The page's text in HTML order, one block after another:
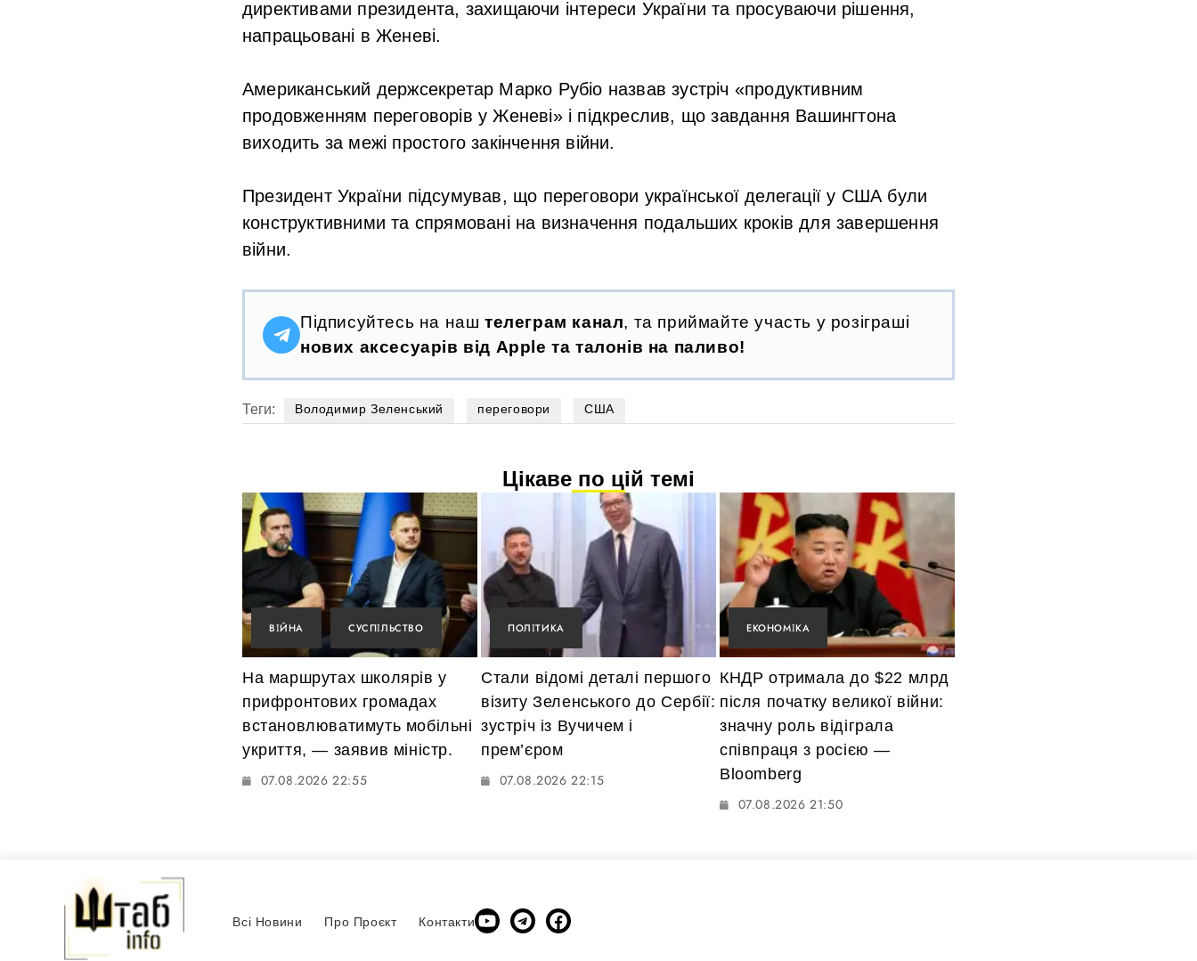
директивами президента, захищаючи інтереси України та просуваючи рішення,
напрацьовані в Женеві.
Американський держсекретар Марко Рубіо назвав зустріч «продуктивним
продовженням переговорів у Женеві» і підкреслив, що завдання Вашингтона
виходить за межі простого закінчення війни.
Президент України підсумував, що переговори української делегації у США були
конструктивними та спрямовані на визначення подальших кроків для завершення
війни.
Підписуйтесь на наш телеграм канал, та приймайте участь у розіграші
нових аксесуарів від Apple та талонів на паливо!
Теги: Володимир Зеленський переговори США
Цікаве по цій темі
ВІЙНА СУСПІЛЬСТВО
На маршрутах школярів у
прифронтових громадах
встановлюватимуть мобільні
укриття, — заявив міністр.
07.08.2026 22:55
ПОЛІТИКА
Стали відомі деталі першого
візиту Зеленського до Сербії:
зустріч із Вучичем і
прем’єром
07.08.2026 22:15
ЕКОНОМІКА
КНДР отримала до $22 млрд
після початку великої війни:
значну роль відіграла
співпраця з росією —
Bloomberg
07.08.2026 21:50
Всі Новини Про Проєкт Контакти